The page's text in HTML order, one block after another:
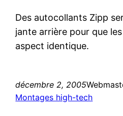
Des autocollants Zipp
jante arrière pour que
aspect identique.
décembre 2, 2005
Montages high-tech